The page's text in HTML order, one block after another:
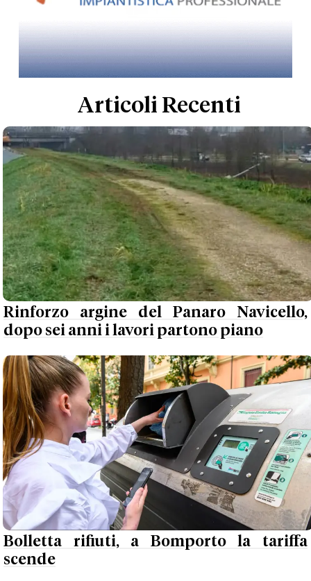
Articoli Recenti
Rinforzo argine del Panaro Navicello,
dopo sei anni i lavori partono piano
Bolletta rifiuti, a Bomporto la tariffa
scende